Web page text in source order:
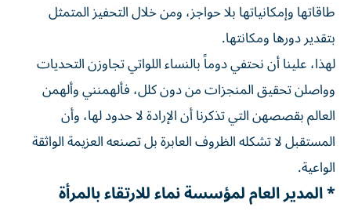
طاقاتها وإمكانياتها بلا حواجز، ومن خلال التحفيز المتمثل
بتقدير دورها ومكانتها.
لهذا، علينا أن نحتفي دوماً بالنساء اللواتي تجاوزن التحديات
وواصلن تحقيق المنجزات من دون كلل، فألهمنني وألهمن
العالم بقصصهن التي تذكرنا أن الإرادة لا حدود لها، وأن
المستقبل لا تشكله الظروف العابرة بل تصنعه العزيمة الواثقة
الواعية.
* المدير العام لمؤسسة نماء للارتقاء بالمرأة